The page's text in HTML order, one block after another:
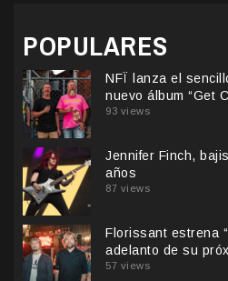
POPULARES
NFÏ lanza el
nuevo álbum “Get
93 views
Jennifer Finch,
años
87 views
Florissant estrena
adelanto de su
57 views